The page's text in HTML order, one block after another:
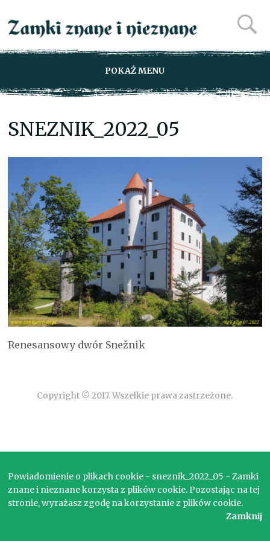
POKAŻ MENU
SNEZNIK_2022_05
Renesansowy dwór Snežnik
Copyright © 2017. Wszelkie prawa zastrzeżone.
Powiadomienie o plikach cookie - sneznik_2022_05 - Zamki
znane i nieznane korzysta z plików cookie. Pozostając na tej
stronie, wyrażasz zgodę na korzystanie z plików cookie.
Zamknij